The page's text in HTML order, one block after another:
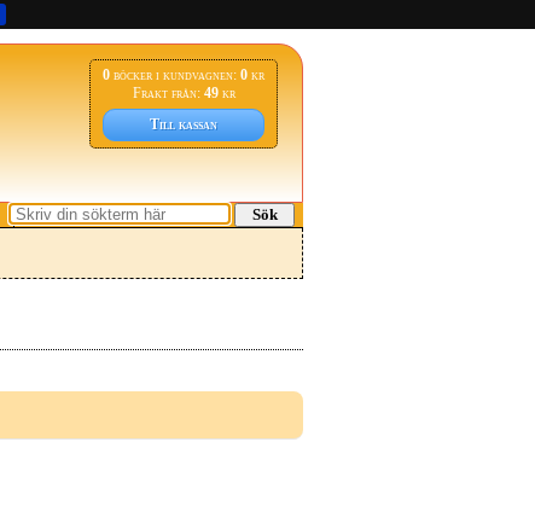
0 böcker i kundvagnen:0kr
Frakt från: 49kr
Till kassan
Sök